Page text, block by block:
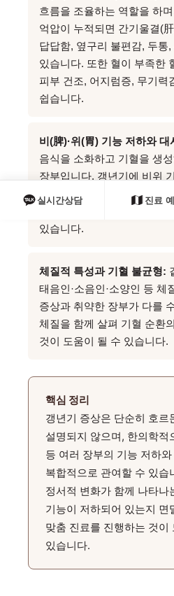
실시간상담 진료
흐름을 조율하는 역할을 하
억압이 누적되면 간기울결(
답답함, 옆구리 불편감, 두통
있습니다. 또한 혈이 부족한
피부 건조, 어지럼증, 무기력
쉽습니다.
비(脾)·위(胃) 기능 저하와 대
음식을 소화하고 기혈을 생
장부입니다. 갱년기에 비위
불량, 복부 지방 증가, 체력
나타날 수 있으며, 이는 대사
있습니다.
체질적 특성과 기혈 불균형:
태음인·소음인·소양인 등 체
증상과 취약한 장부가 다를
체질을 함께 살펴 기혈 순환
것이 도움이 될 수 있습니다.
핵심 정리
갱년기 증상은 단순히 호르
설명되지 않으며, 한의학적
등 여러 장부의 기능 저하
복합적으로 관여할 수 있습
정서적 변화가 함께 나타나
기능이 저하되어 있는지 면
맞춤 진료를 진행하는 것이
있습니다.